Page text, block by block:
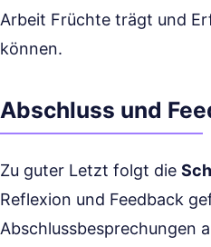
Arbeit Früchte trägt und
können.
Abschluss und
Zu guter Letzt folgt die
Reflexion und Feedback
Abschlussbesprechungen